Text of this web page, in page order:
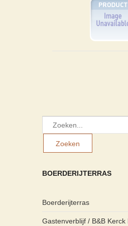
BOERDERIJTERRAS
Boerderijterras
Gastenverblijf / B&B Kerck